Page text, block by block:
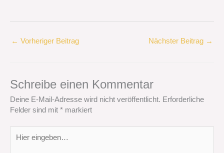
← Vorheriger Beitrag Nächster Beitrag →
Schreibe einen Kommentar
Deine E-Mail-Adresse wird nicht veröffentlicht. Erforderliche
Felder sind mit * markiert
eingeben…